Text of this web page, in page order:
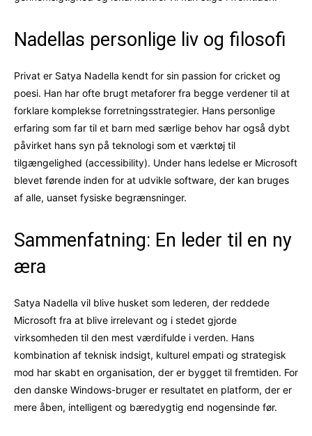
Nadellas personlige liv og filosofi
Privat er Satya Nadella kendt for sin passion for cricket og
poesi. Han har ofte brugt metaforer fra begge verdener til at
forklare komplekse forretningsstrategier. Hans personlige
erfaring som far til et barn med særlige behov har også dybt
påvirket hans syn på teknologi som et værktøj til
tilgængelighed (accessibility). Under hans ledelse er Microsoft
blevet førende inden for at udvikle software, der kan bruges
af alle, uanset fysiske begrænsninger.
Sammenfatning: En leder til en ny
æra
Satya Nadella vil blive husket som lederen, der reddede
Microsoft fra at blive irrelevant og i stedet gjorde
virksomheden til den mest værdifulde i verden. Hans
kombination af teknisk indsigt, kulturel empati og strategisk
mod har skabt en organisation, der er bygget til fremtiden. For
den danske Windows-bruger er resultatet en platform, der er
mere åben, intelligent og bæredygtig end nogensinde før.